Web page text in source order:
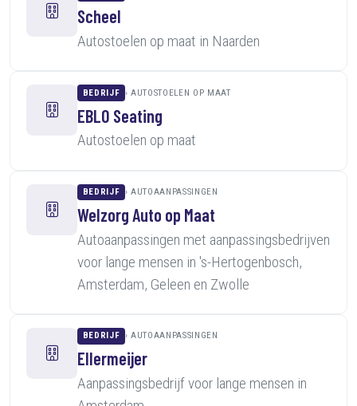
Scheel
Autostoelen op maat in Naarden
BEDRIJF AUTOSTOELEN OP MAAT
EBLO Seating
Autostoelen op maat
BEDRIJF AUTOAANPASSINGEN
Welzorg Auto op Maat
Autoaanpassingen met aanpassingsbedrijven
voor lange mensen in 's-Hertogenbosch,
Amsterdam, Geleen en Zwolle
BEDRIJF AUTOAANPASSINGEN
Ellermeijer
Aanpassingsbedrijf voor lange mensen in